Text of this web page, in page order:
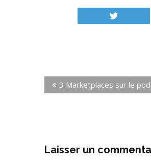
3 Marketplaces sur le
Laisser un